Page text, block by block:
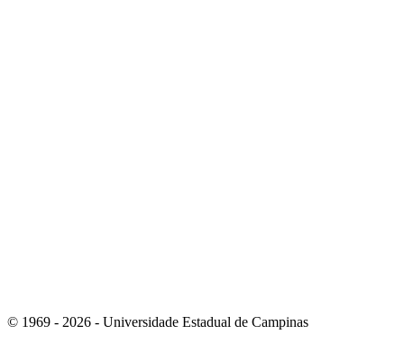
© 1969 - 2026 - Universidade Estadual de Campinas